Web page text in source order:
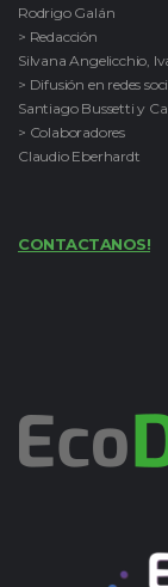
Rodrigo Galán
> Redacción
Silvana Angelicchio,
> Difusión en redes
Santiago Bussetti y
> Colaboradores
Claudio Eberhardt
CONTACTANOS!